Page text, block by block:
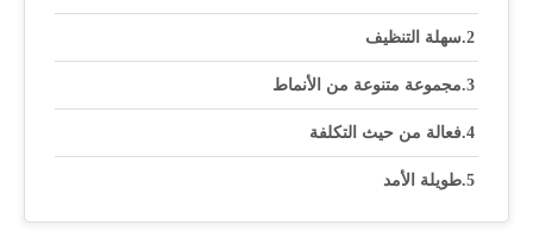
سهلة التنظيف
مجموعة متنوعة من الأنماط
فعالة من حيث التكلفة
طويلة الأمد